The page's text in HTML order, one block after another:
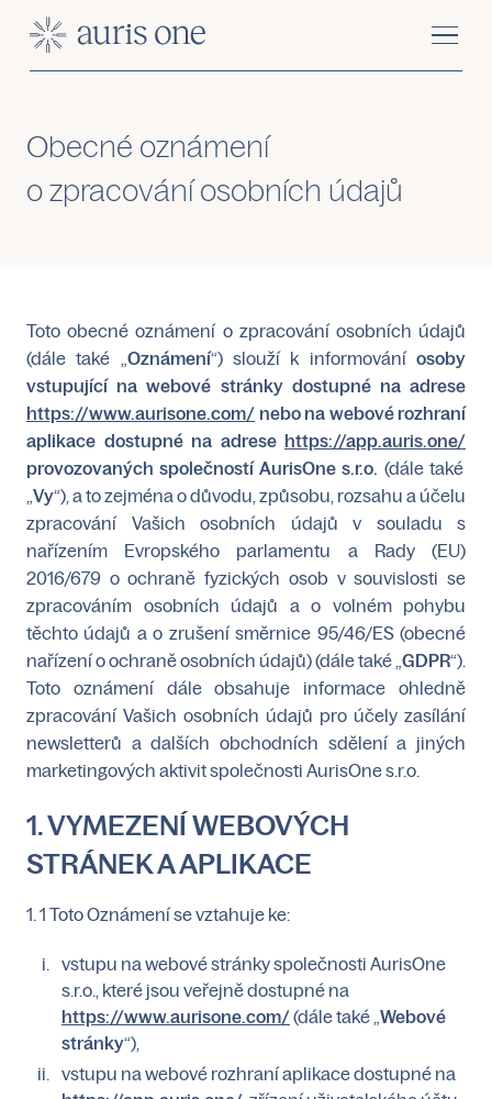
Obecné oznámení
o zpracování osobních údajů
Toto obecné oznámení o zpracování osobních údajů
(dále také „Oznámení“) slouží k informováníosoby
vstupující na webové stránky dostupné na adrese
https://www.aurisone.com/ nebo na webové rozhraní
aplikace dostupné na adrese https://app.auris.one/
provozovaných společností AurisOne s.r.o. (dále také
„Vy“), a to zejména o důvodu, způsobu, rozsahu a účelu
zpracování Vašich osobních údajů v souladu s
nařízením Evropského parlamentu a Rady (EU)
2016/679 o ochraně fyzických osob v souvislosti se
zpracováním osobních údajů a o volném pohybu
těchto údajů a o zrušení směrnice 95/46/ES (obecné
nařízení o ochraně osobních údajů) (dále také „GDPR“).
Toto oznámení dále obsahuje informace ohledně
zpracování Vašich osobních údajů pro účely zasílání
newsletterů a dalších obchodních sdělení a jiných
marketingových aktivit společnosti AurisOne s.r.o.
1. VYMEZENÍ WEBOVÝCH
STRÁNEK A APLIKACE
1. 1 Toto Oznámení se vztahuje ke:
vstupu na webové stránky společnosti AurisOne
s.r.o., které jsou veřejně dostupné na
https://www.aurisone.com/(dále také „Webové
stránky“),
vstupu na webové rozhraní aplikace dostupné na